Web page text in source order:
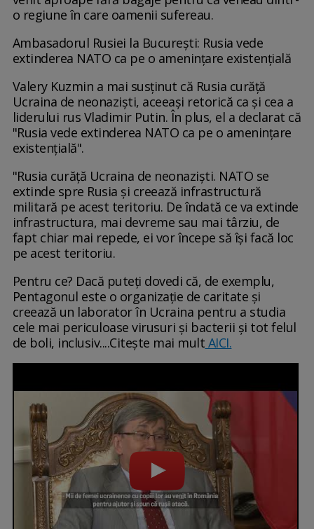
o regiune în care oamenii sufereau.
Ambasadorul Rusiei la București: Rusia vede
extinderea NATO ca pe o amenințare existențială
Valery Kuzmin a mai susținut că Rusia curăță
Ucraina de neonaziști, aceeași retorică ca și cea a
liderului rus Vladimir Putin. În plus, el a declarat că
"Rusia vede extinderea NATO ca pe o amenințare
existențială".
"Rusia curăță Ucraina de neonaziști. NATO se
extinde spre Rusia și creează infrastructură
militară pe acest teritoriu. De îndată ce va extinde
infrastructura, mai devreme sau mai târziu, de
fapt chiar mai repede, ei vor începe să își facă loc
pe acest teritoriu.
Pentru ce? Dacă puteți dovedi că, de exemplu,
Pentagonul este o organizație de caritate și
creează un laborator în Ucraina pentru a studia
cele mai periculoase virusuri și bacterii și tot felul
de boli, inclusiv....Citește mai mult AICI.